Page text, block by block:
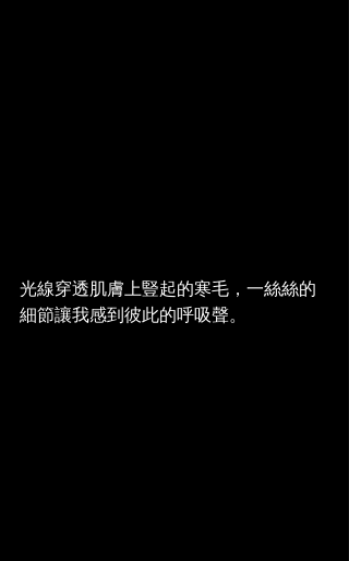
光線穿透肌膚上豎起的寒毛，一絲絲的
細節讓我感到彼此的呼吸聲。